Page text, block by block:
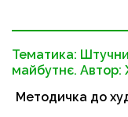
Тематика:
майбутнє. Автор:
Методичка до